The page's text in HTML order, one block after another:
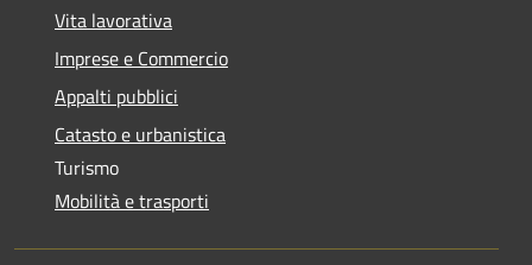
Vita lavorativa
Imprese e Commercio
Appalti pubblici
Catasto e urbanistica
Turismo
Mobilità e trasporti